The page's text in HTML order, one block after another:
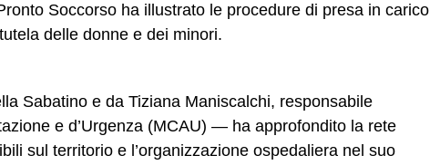
Soccorso ha illustrato le procedure di presa in carico
delle donne e dei minori.
Sabatino e da Tiziana Maniscalchi, responsabile
e d’Urgenza (MCAU) — ha approfondito la rete
sul territorio e l’organizzazione ospedaliera nel suo